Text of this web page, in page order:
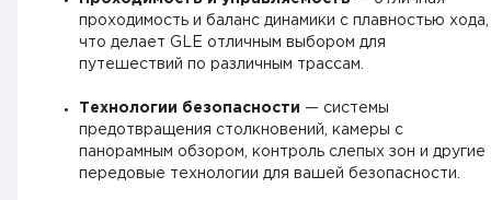
проходимость и баланс динамики с плавностью хода,
что делает GLE отличным выбором для
путешествий по различным трассам.
Технологии безопасности — системы
предотвращения столкновений, камеры с
панорамным обзором, контроль слепых зон и другие
передовые технологии для вашей безопасности.